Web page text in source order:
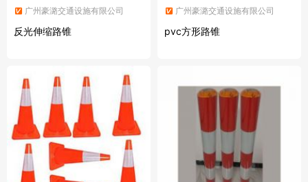
广州豪潞交通设施有限公司
反光伸缩路锥
广州豪潞交通设施有限公司
pvc方形路锥